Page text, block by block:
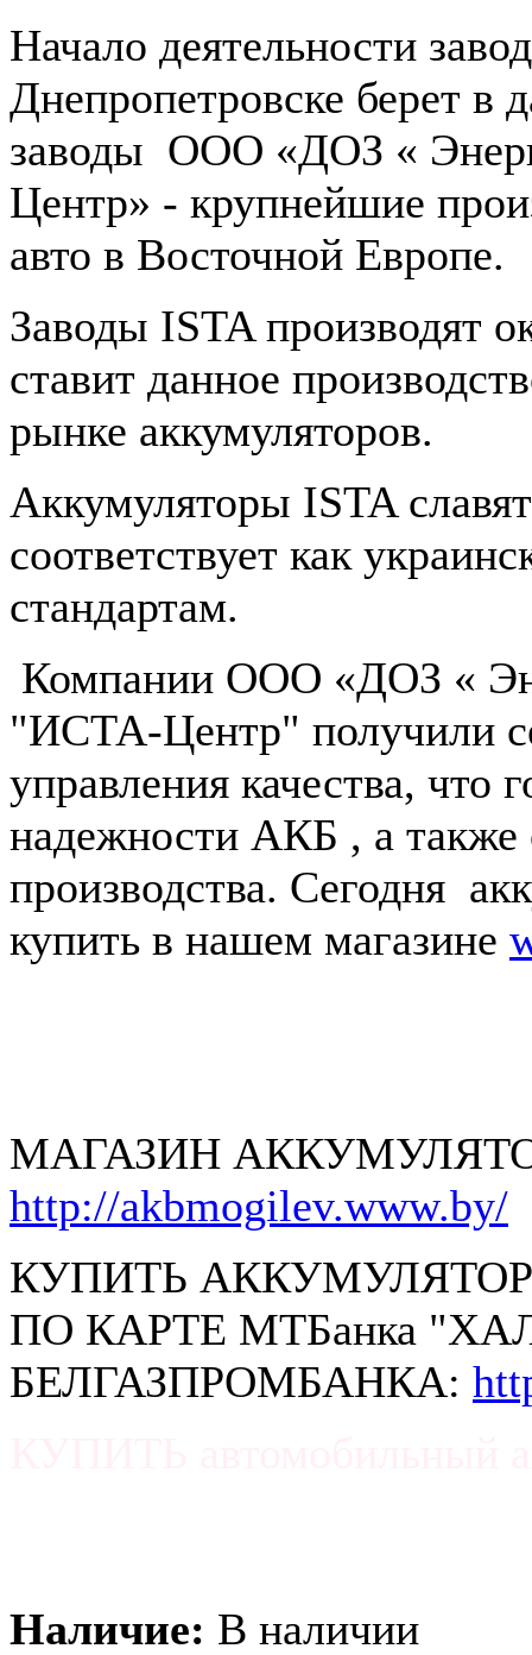
Начало деятельности
Днепропетровске берет в
заводы ООО «ДОЗ «
Центр» - крупнейшие
авто в Восточной Европе.
Заводы ISTA производят
ставит данное
рынке аккумуляторов.
Аккумуляторы ISTA
соответствует как
стандартам.
Компании ООО «ДОЗ «
"ИСТА-Центр" получили
управления качества, что
надежности АКБ , а также
производства. Сегодня
купить в нашем магазине
МАГАЗИН
http://akbmogilev.www.by/
КУПИТЬ
ПО КАРТЕ МТБанка
БЕЛГАЗПРОМБАНКА:
Наличие: В наличии